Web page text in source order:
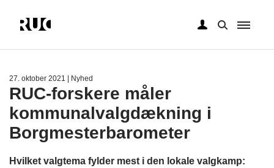
27. oktober 2021 | Nyhed
RUC-forskere måler
kommunalvalgdækning i
Borgmesterbarometer
Hvilket valgtema fylder mest i den lokale valgkamp: